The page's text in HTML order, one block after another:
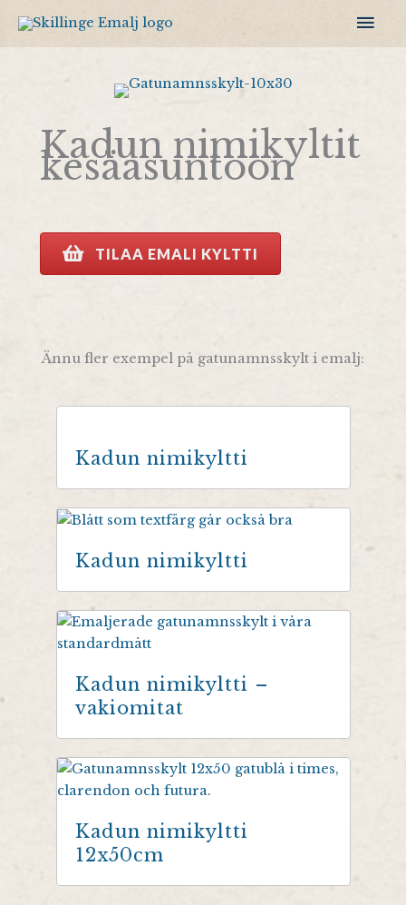
sisältöön
Kadun nimikyltit
kesäasuntoon
TILAA EMALI KYLTTI
Ännu fler exempel på gatunamnsskylt i emalj:
Kadun nimikyltti
Kadun nimikyltti
Kadun nimikyltti –
vakiomitat
Kadun nimikyltti
12x50cm